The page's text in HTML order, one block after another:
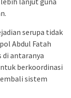
serupa tidak
Abdul Fatah
antaranya
berkoordinasi
sistem